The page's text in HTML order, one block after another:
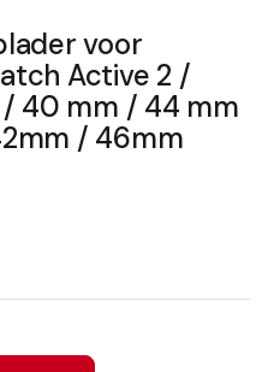
voor
Active 2 /
40 mm / 44 mm
/ 46mm